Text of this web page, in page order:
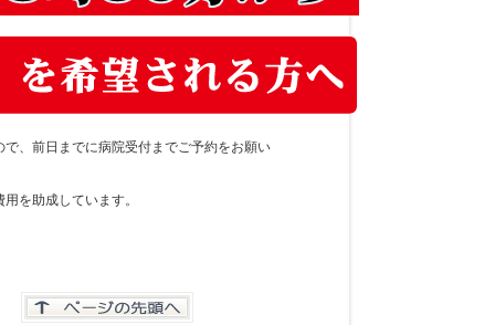
、前日までに病院受付までご予約をお願い
を助成しています。